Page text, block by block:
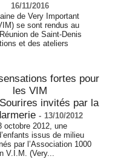
16/11/2016
de Very Important
se sont rendus au
de Saint-Denis
et des ateliers
fortes pour
les VIM
invités par la
- 13/10/2012
octobre 2012, une
issus de milieu
par l’Association 1000
V.I.M. (Very...